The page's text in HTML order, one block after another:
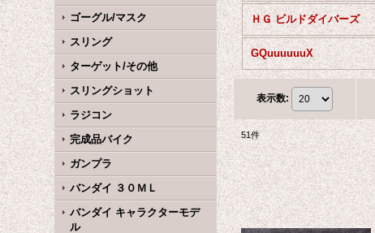
ゴーグル/マスク
スリング
ターゲット/その他
スリングショット
ラジコン
完成品バイク
ガンプラ
バンダイ ３０ＭＬ
バンダイ キャラクターモデ
ル
ＨＧ ビルドダイバーズ
GQuuuuuuX
表示数:
51件